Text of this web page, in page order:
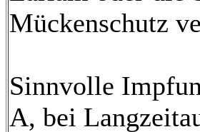
Mückenschutz
Sinnvolle
A, bei